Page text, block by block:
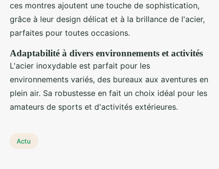
ces montres ajoutent une touche de sophistication,
grâce à leur design délicat et à la brillance de l'acier,
parfaites pour toutes occasions.
Adaptabilité à divers environnements et activités
L'acier inoxydable est parfait pour les
environnements variés, des bureaux aux aventures en
plein air. Sa robustesse en fait un choix idéal pour les
amateurs de sports et d'activités extérieures.
Actu